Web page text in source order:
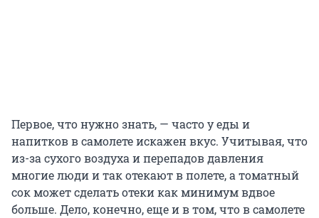
Первое, что нужно знать, — часто у еды и
напитков в самолете искажен вкус. Учитывая, что
из-за сухого воздуха и перепадов давления
многие люди и так отекают в полете, а томатный
сок может сделать отеки как минимум вдвое
больше. Дело, конечно, еще и в том, что в самолете